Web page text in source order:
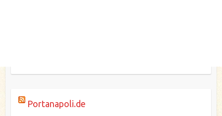
Portanapoli.de